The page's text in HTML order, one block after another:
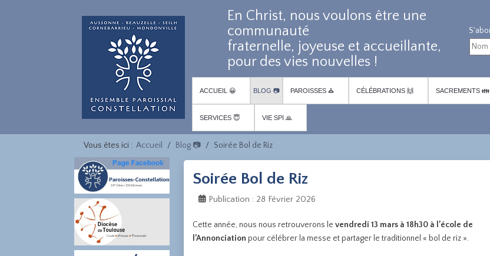
En Christ, nous voulons être une
communauté
fraternelle, joyeuse et accueillante,
pour des vies nouvelles !
ACCUEIL 😀 BLOG 📷 PAROISSES ⛪ CÉLÉBRATIONS 🙌 SACREMENTS 👪
SERVICES 😇 VIE SPI 🙏
Vous êtes ici : Accueil Blog 📷 Soirée Bol de Riz
Soirée Bol de Riz
Publication : 28 Février 2026
Cette année, nous nous retrouverons le vendredi 13 mars à 18h30 à l’école de
l’Annonciation pour célébrer la messe et partager le traditionnel « bol de riz ».